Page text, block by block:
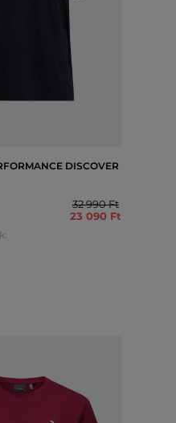
DISCOVER
32 990 Ft
23 090 Ft